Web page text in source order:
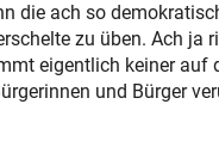
die ach so
zu üben. Ach ja
eigentlich keiner auf
und Bürger